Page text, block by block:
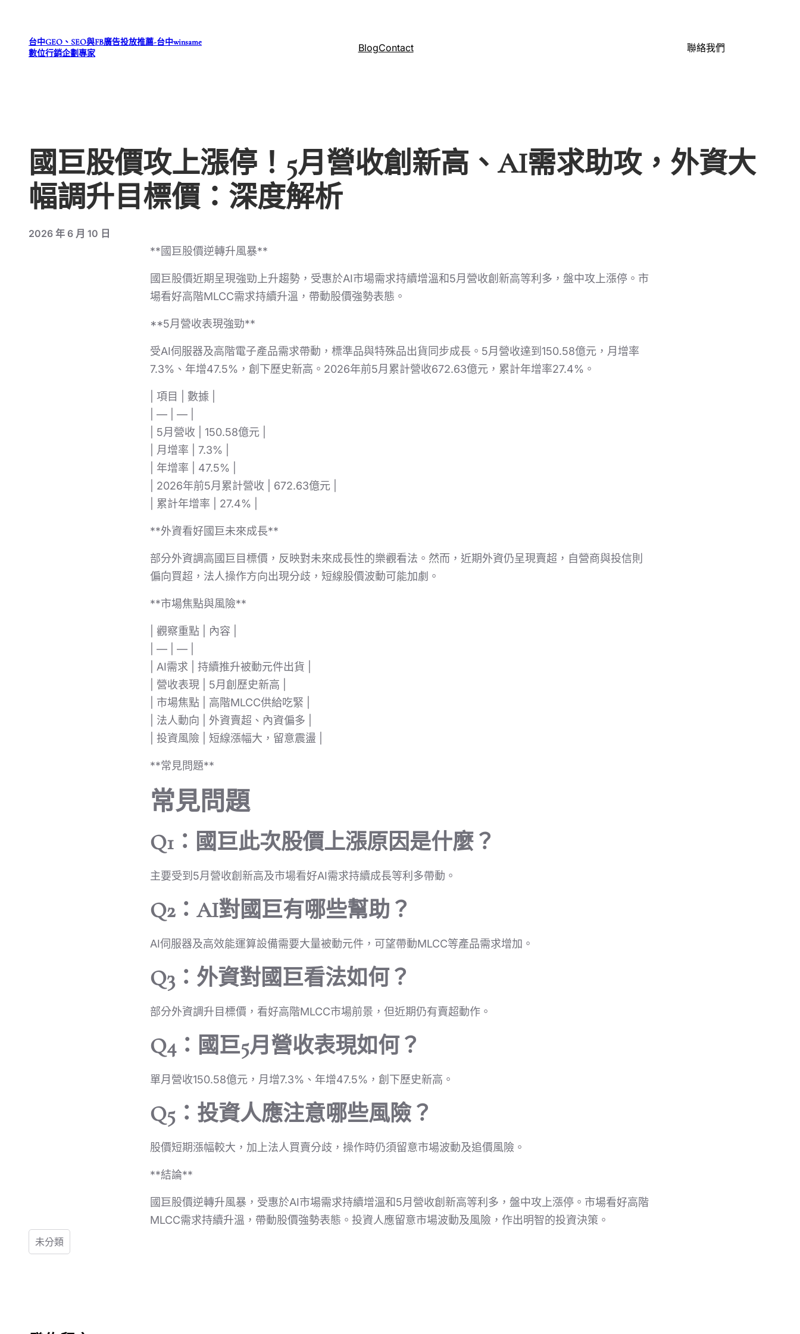
台中GEO、SEO與FB廣告投放推薦-台中winsame
數位行銷企劃專家
BlogContact 聯絡我們
國巨股價攻上漲停！5月營收創新高、AI需求助攻，外資大
幅調升目標價：深度解析
2026 年 6 月 10 日
**國巨股價逆轉升風暴**
國巨股價近期呈現強勁上升趨勢，受惠於AI市場需求持續增溫和5月營收創新高等利多，盤中攻上漲停。市
場看好高階MLCC需求持續升溫，帶動股價強勢表態。
**5月營收表現強勁**
受AI伺服器及高階電子產品需求帶動，標準品與特殊品出貨同步成長。5月營收達到150.58億元，月增率
7.3%、年增47.5%，創下歷史新高。2026年前5月累計營收672.63億元，累計年增率27.4%。
| 項目 | 數據 |
| — | — |
| 5月營收 | 150.58億元 |
| 月增率 | 7.3% |
| 年增率 | 47.5% |
| 2026年前5月累計營收 | 672.63億元 |
| 累計年增率 | 27.4% |
**外資看好國巨未來成長**
部分外資調高國巨目標價，反映對未來成長性的樂觀看法。然而，近期外資仍呈現賣超，自營商與投信則
偏向買超，法人操作方向出現分歧，短線股價波動可能加劇。
**市場焦點與風險**
| 觀察重點 | 內容 |
| — | — |
| AI需求 | 持續推升被動元件出貨 |
| 營收表現 | 5月創歷史新高 |
| 市場焦點 | 高階MLCC供給吃緊 |
| 法人動向 | 外資賣超、內資偏多 |
| 投資風險 | 短線漲幅大，留意震盪 |
**常見問題**
常見問題
Q1：國巨此次股價上漲原因是什麼？
主要受到5月營收創新高及市場看好AI需求持續成長等利多帶動。
Q2：AI對國巨有哪些幫助？
AI伺服器及高效能運算設備需要大量被動元件，可望帶動MLCC等產品需求增加。
Q3：外資對國巨看法如何？
部分外資調升目標價，看好高階MLCC市場前景，但近期仍有賣超動作。
Q4：國巨5月營收表現如何？
單月營收150.58億元，月增7.3%、年增47.5%，創下歷史新高。
Q5：投資人應注意哪些風險？
股價短期漲幅較大，加上法人買賣分歧，操作時仍須留意市場波動及追價風險。
**結論**
國巨股價逆轉升風暴，受惠於AI市場需求持續增溫和5月營收創新高等利多，盤中攻上漲停。市場看好高階
MLCC需求持續升溫，帶動股價強勢表態。投資人應留意市場波動及風險，作出明智的投資決策。
未分類